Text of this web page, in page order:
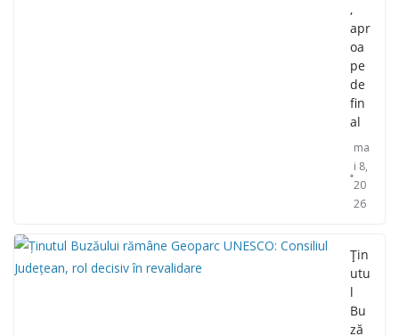
,
apr
oa
pe
de
fin
al
ma
i 8,
20
26
Țin
utu
l
Bu
ză